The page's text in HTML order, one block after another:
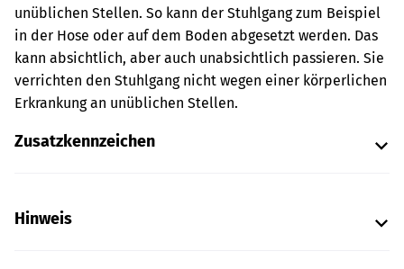
unüblichen Stellen. So kann der Stuhlgang zum Beispiel
in der Hose oder auf dem Boden abgesetzt werden. Das
kann absichtlich, aber auch unabsichtlich passieren. Sie
verrichten den Stuhlgang nicht wegen einer körperlichen
Erkrankung an unüblichen Stellen.
Zusatzkennzeichen
Hinweis